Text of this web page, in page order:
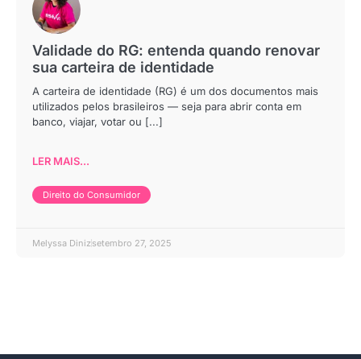
Validade do RG: entenda quando renovar
sua carteira de identidade
A carteira de identidade (RG) é um dos documentos mais
utilizados pelos brasileiros — seja para abrir conta em
banco, viajar, votar ou [...]
LER MAIS...
Direito do Consumidor
Melyssa Dinizsetembro 27, 2025